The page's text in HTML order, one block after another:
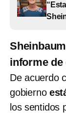
informe
De acuerdo
gobierno
los sentidos